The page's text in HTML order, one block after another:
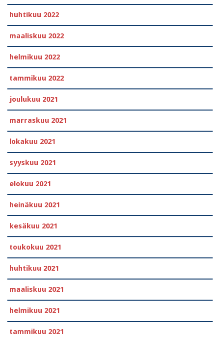
huhtikuu 2022
maaliskuu 2022
helmikuu 2022
tammikuu 2022
joulukuu 2021
marraskuu 2021
lokakuu 2021
syyskuu 2021
elokuu 2021
heinäkuu 2021
kesäkuu 2021
toukokuu 2021
huhtikuu 2021
maaliskuu 2021
helmikuu 2021
tammikuu 2021